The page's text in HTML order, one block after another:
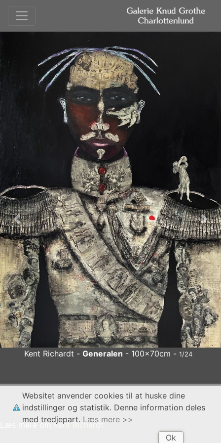
Kent Richardt - Generalen - 100x70cm - 1/24
Kent RichardtGeneralen- 100x70cmx
Forrige
Læs mere omKent Richardt
Ok
Websitet anvender cookies til at huske dine
indstillinger og statistik. Denne information deles
med tredjepart. Læs mere >>